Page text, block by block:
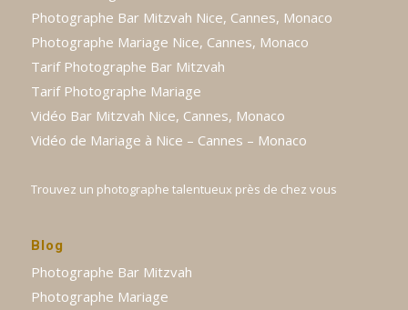
Photographe Bar Mitzvah Nice, Cannes, Monaco
Photographe Mariage Nice, Cannes, Monaco
Tarif Photographe Bar Mitzvah
Tarif Photographe Mariage
Vidéo Bar Mitzvah Nice, Cannes, Monaco
Vidéo de Mariage à Nice – Cannes – Monaco
Trouvez un photographe talentueux près de chez vous
Blog
Photographe Bar Mitzvah
Photographe Mariage